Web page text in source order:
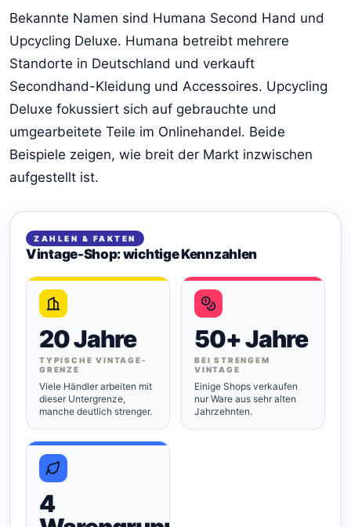
Bekannte Namen sind Humana Second Hand und
Upcycling Deluxe. Humana betreibt mehrere
Standorte in Deutschland und verkauft
Secondhand-Kleidung und Accessoires. Upcycling
Deluxe fokussiert sich auf gebrauchte und
umgearbeitete Teile im Onlinehandel. Beide
Beispiele zeigen, wie breit der Markt inzwischen
aufgestellt ist.
ZAHLEN & FAKTEN
Vintage-Shop: wichtige Kennzahlen
20 Jahre
TYPISCHE VINTAGE-
GRENZE
Viele Händler arbeiten mit
dieser Untergrenze,
manche deutlich strenger.
50+ Jahre
BEI STRENGEM
VINTAGE
Einige Shops verkaufen
nur Ware aus sehr alten
Jahrzehnten.
4